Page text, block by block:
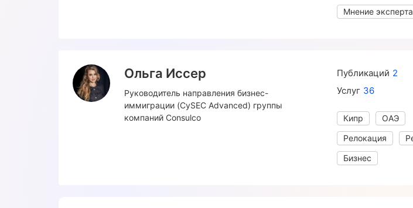
Мнение эксперта
Ольга Иссер
Руководитель направления бизнес-
иммиграции (CySEC Advanced) группы
компаний Consulco
Публикаций 2
Услуг 36
Кипр
ОАЭ
Релокация
Бизнес